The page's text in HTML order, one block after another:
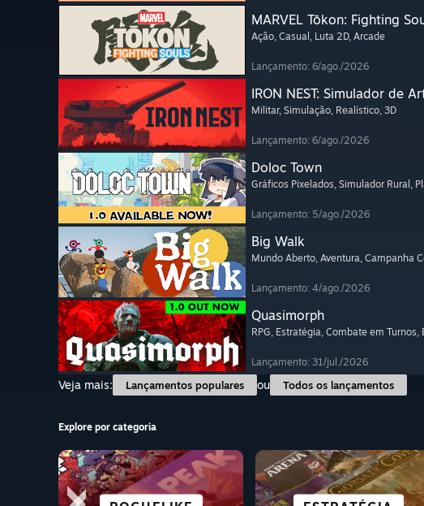
MARVEL Tōkon: Fighting
Ação, Casual , Luta 2D, Arcade
Lançamento: 6/ago./2026
IRON NEST: Simulador de
Militar, Simulação, Realístico, 3D
Lançamento: 6/ago./2026
Doloc Town
Gráficos Pixelados, Simulador Rural ,
Lançamento: 5/ago./2026
Big Walk
Mundo Aberto, Aventura, Campanha
Lançamento: 4/ago./2026
Quasimorph
RPG, Estratégia, Combate em Turnos,
Lançamento: 31/jul./2026
Veja mais:
Lançamentos populares ou Todos os lançamentos
Explore por categoria
FICÇÃO CIENTÍFICA GRATUITOS PARA